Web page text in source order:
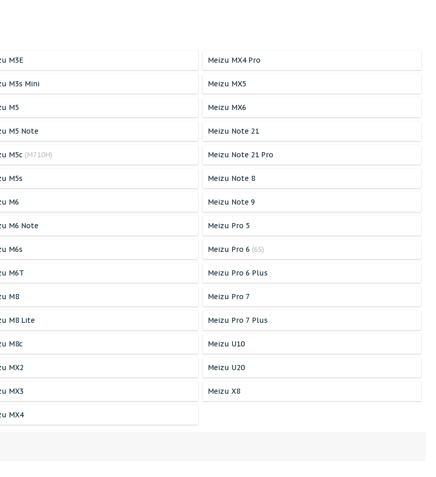
M3E
M3s Mini
M5
M5 Note
M5c (M710H)
M5s
M6
M6 Note
M6s
M6T
M8
M8 Lite
M8c
MX2
MX3
MX4
Meizu MX4 Pro
Meizu MX5
Meizu MX6
Meizu Note 21
Meizu Note 21 Pro
Meizu Note 8
Meizu Note 9
Meizu Pro 5
Meizu Pro 6 (6S)
Meizu Pro 6 Plus
Meizu Pro 7
Meizu Pro 7 Plus
Meizu U10
Meizu U20
Meizu X8